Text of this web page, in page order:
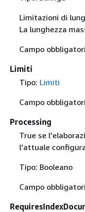
Limitazioni di
La lunghezza
Campo
Limiti
Tipo: Limiti
Campo
Processing
True se
l'attuale
Tipo: Booleano
Campo